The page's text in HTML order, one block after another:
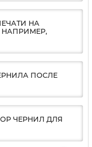
НА
ПОСЛЕ
ЧЕРНИЛ ДЛЯ